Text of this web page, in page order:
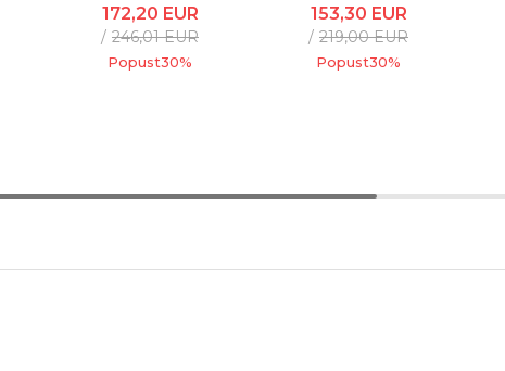
172,20 EUR
246,01EUR
Popust30%
153,30 EUR
219,00EUR
Popust30%